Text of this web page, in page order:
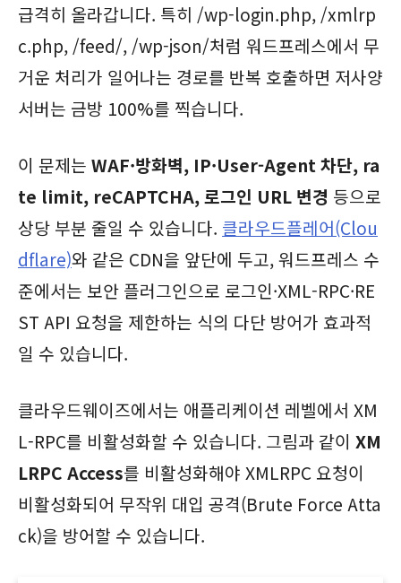
급격히 올라갑니다. 특히 /wp-login.php, /xmlrp
c.php, /feed/, /wp-json/처럼 워드프레스에서 무
거운 처리가 일어나는 경로를 반복 호출하면 저사양
서버는 금방 100%를 찍습니다.
이 문제는 WAF·방화벽, IP·User-Agent 차단, ra
te limit, reCAPTCHA, 로그인 URL 변경 등으로
상당 부분 줄일 수 있습니다. 클라우드플레어(Clou
dflare)와 같은 CDN을 앞단에 두고, 워드프레스 수
준에서는 보안 플러그인으로 로그인·XML-RPC·RE
ST API 요청을 제한하는 식의 다단 방어가 효과적
일 수 있습니다.
클라우드웨이즈에서는 애플리케이션 레벨에서 XM
L-RPC를 비활성화할 수 있습니다. 그림과 같이 XM
LRPC Access를 비활성화해야 XMLRPC 요청이
비활성화되어 무작위 대입 공격(Brute Force Atta
ck)을 방어할 수 있습니다.